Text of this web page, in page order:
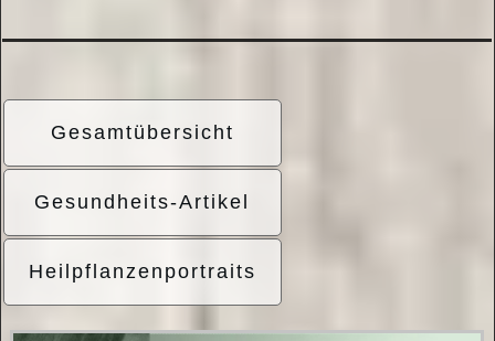
Gesamtübersicht
Gesundheits-Artikel
Heilpflanzenportraits